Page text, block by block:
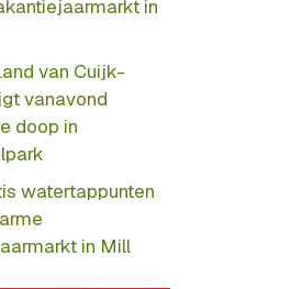
in
van Cuijk-
vanavond
doop in
watertappunten
in Mill